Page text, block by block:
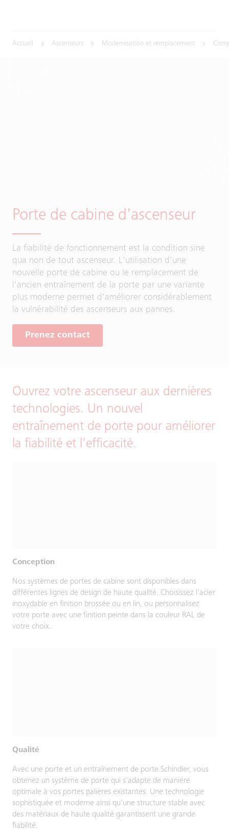
Accueil Ascenseurs Modernisation et remplacement
Porte de cabine d'ascenseur
La fiabilité de fonctionnement est la condition sine
qua non de tout ascenseur. L'utilisation d'une
nouvelle porte de cabine ou le remplacement de
l'ancien entraînement de la porte par une variante
plus moderne permet d'améliorer considérablement
la vulnérabilité des ascenseurs aux pannes.
Prenez contact
Ouvrez votre ascenseur aux dernières
technologies. Un nouvel
entraînement de porte pour améliorer
la fiabilité et l'efficacité.
Conception
Nos systèmes de portes de cabine sont disponibles dans
différentes lignes de design de haute qualité. Choisissez l'acier
inoxydable en finition brossée ou en lin, ou personnalisez
votre porte avec une finition peinte dans la couleur RAL de
votre choix.
Qualité
Avec une porte et un entraînement de porte Schindler, vous
obtenez un système de porte qui s'adapte de manière
optimale à vos portes palières existantes. Une technologie
sophistiquée et moderne ainsi qu'une structure stable avec
des matériaux de haute qualité garantissent une grande
fiabilité.